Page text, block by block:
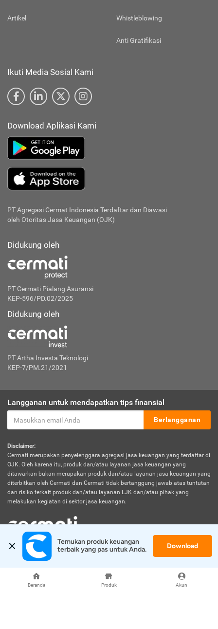
Beranda Produk Akun
Artikel Whistleblowing
Anti Gratifikasi
Ikuti Media Sosial Kami
Download Aplikasi Kami
PT Agregasi Cermat Indonesia Terdaftar dan Diawasi
oleh Otoritas Jasa Keuangan (OJK)
Didukung oleh
PT Cermati Pialang Asuransi
KEP-596/PD.02/2025
Didukung oleh
PT Artha Investa Teknologi
KEP-7/PM.21/2021
Langganan untuk mendapatkan tips finansial
Berlangganan
Disclaimer:
Cermati merupakan penyelenggara agregasi jasa keuangan yang terdaftar di
OJK. Oleh karena itu, produk dan/atau layanan jasa keuangan yang
ditawarkan bukan merupakan produk dan/atau layanan jasa keuangan yang
diterbitkan oleh Cermati dan Cermati tidak bertanggung jawab atas tuntutan
dan risiko terkait produk dan/atau layanan LJK dan/atau pihak yang
melakukan kegiatan di sektor jasa keuangan.
© 2026 Cermati. All Rights Reserved.
Temukan produk keuangan
terbaik yang pas untuk Anda.
Download